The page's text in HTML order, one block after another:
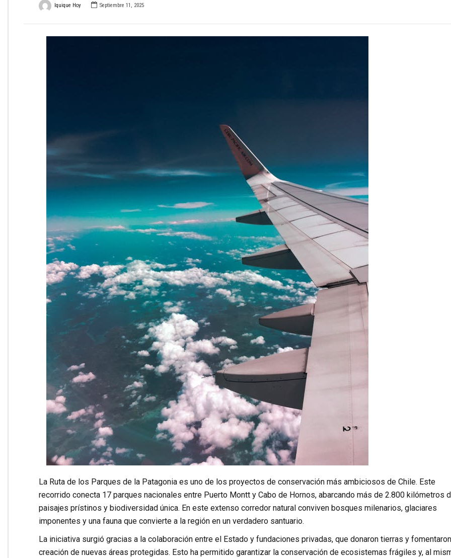
Iquique Hoy Septiembre 11, 2025
La Ruta de los Parques de la Patagonia es uno de los proyectos de conservación más ambiciosos de Chile. Este
recorrido conecta 17 parques nacionales entre Puerto Montt y Cabo de Hornos, abarcando más de 2.800 kilómetros
paisajes prístinos y biodiversidad única. En este extenso corredor natural conviven bosques milenarios, glaciares
imponentes y una fauna que convierte a la región en un verdadero santuario.
La iniciativa surgió gracias a la colaboración entre el Estado y fundaciones privadas, que donaron tierras y
creación de nuevas áreas protegidas. Esto ha permitido garantizar la conservación de ecosistemas frágiles y, al